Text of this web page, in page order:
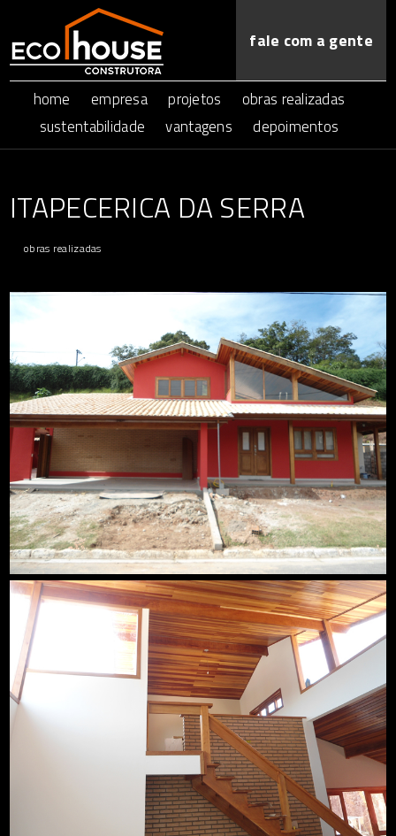
fale com a gente
home empresa projetos
obras realizadas
sustentabilidade
vantagens depoimentos
ITAPECERICA DA SERRA
obras realizadas